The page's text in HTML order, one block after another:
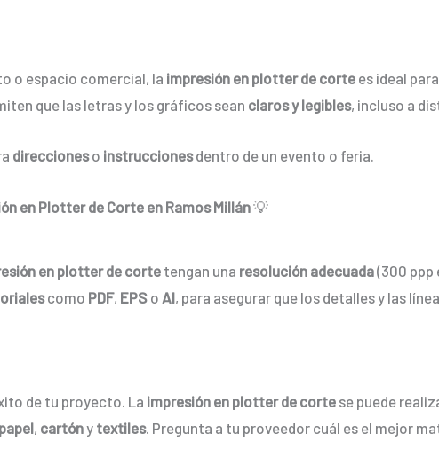
o espacio comercial, la impresión en plotter de corte es ideal
que las letras y los gráficos sean claros y legibles, incluso a
direccioneso instruccionesdentro de un evento o feria.
en Plotter de Corte en Ramos Millán💡
en plotter de corte tengan una resolución adecuada(300 ppp
como PDF, EPS o AI, para asegurar que los detalles y las
de tu proyecto. La impresión en plotter de corte se puede
papel, cartóny textiles. Pregunta a tu proveedor cuál es el mejor